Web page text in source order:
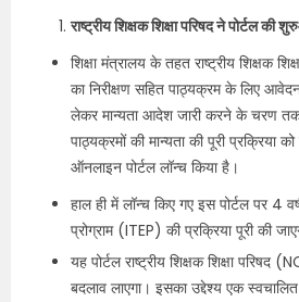
राष्ट्रीय शिक्षक शिक्षा परिषद ने पोर्टल की
शिक्षा मंत्रालय के तहत राष्ट्रीय शिक्षक
का निरीक्षण सहित पाठ्यक्रम के लिए
लेकर मान्यता आदेश जारी करने के चरण तक
पाठ्यक्रमों की मान्यता की पूरी प्रक्रिया
ऑनलाइन पोर्टल लॉन्च किया है।
हाल ही में लॉन्च किए गए इस पोर्टल पर 4
प्रोग्राम (ITEP) की प्रक्रिया पूरी की
यह पोर्टल राष्ट्रीय शिक्षक शिक्षा
बदलाव लाएगा। इसका उद्देश्य एक